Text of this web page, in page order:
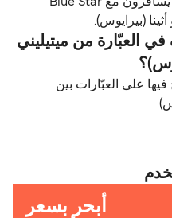
إيه، الركاب بدون سيارات يقدرون يسافرون مع Blue Star
العبّارة من ميتيليني
فيها على العبّارات بين
أبحر بسعر